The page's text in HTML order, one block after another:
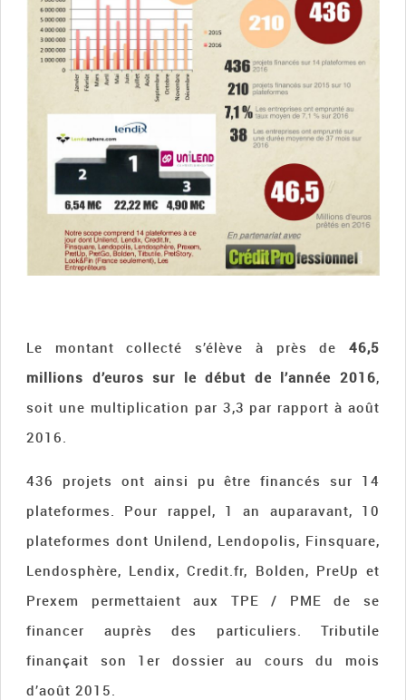
Le montant collecté s’élève à près de 46,5
millions d’euros sur le début de l’année 2016,
soit une multiplication par 3,3 par rapport à août
2016.
436 projets ont ainsi pu être financés sur 14
plateformes. Pour rappel, 1 an auparavant, 10
plateformes dont Unilend, Lendopolis, Finsquare,
Lendosphère, Lendix, Credit.fr, Bolden, PreUp et
Prexem permettaient aux TPE / PME de se
financer auprès des particuliers. Tributile
finançait son 1er dossier au cours du mois
d’août 2015.